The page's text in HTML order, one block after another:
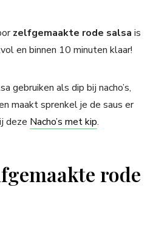
zelfgemaakte rode salsa is
en binnen 10 minuten klaar!
gebruiken als dip bij nacho’s,
maakt sprenkel je de saus er
deze Nacho’s met kip.
rode